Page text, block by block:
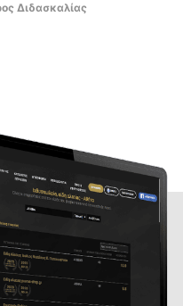
Διδασκαλίας